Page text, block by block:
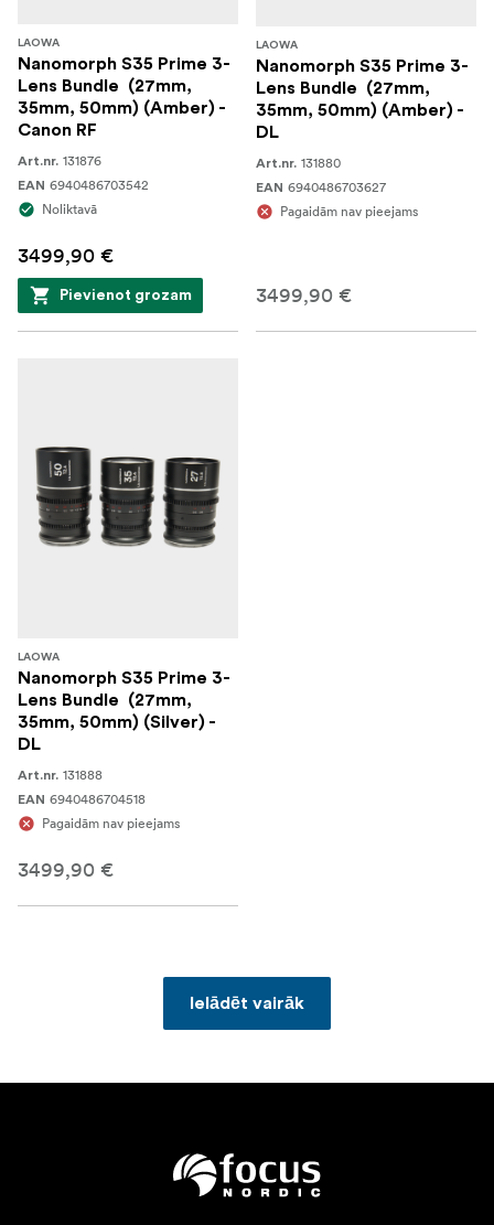
LAOWA
Nanomorph S35 Prime 3-
Lens Bundle (27mm,
35mm, 50mm) (Amber) -
Canon RF
Art.nr. 131876
EAN 6940486703542
Noliktavā
3499,90 €
Pievienot grozam
LAOWA
Nanomorph S35 Prime 3-
Lens Bundle (27mm,
35mm, 50mm) (Amber) -
DL
Art.nr. 131880
EAN 6940486703627
Pagaidām nav pieejams
3499,90 €
LAOWA
Nanomorph S35 Prime 3-
Lens Bundle (27mm,
35mm, 50mm) (Silver) -
DL
Art.nr. 131888
EAN 6940486704518
Pagaidām nav pieejams
3499,90 €
Ielādēt vairāk